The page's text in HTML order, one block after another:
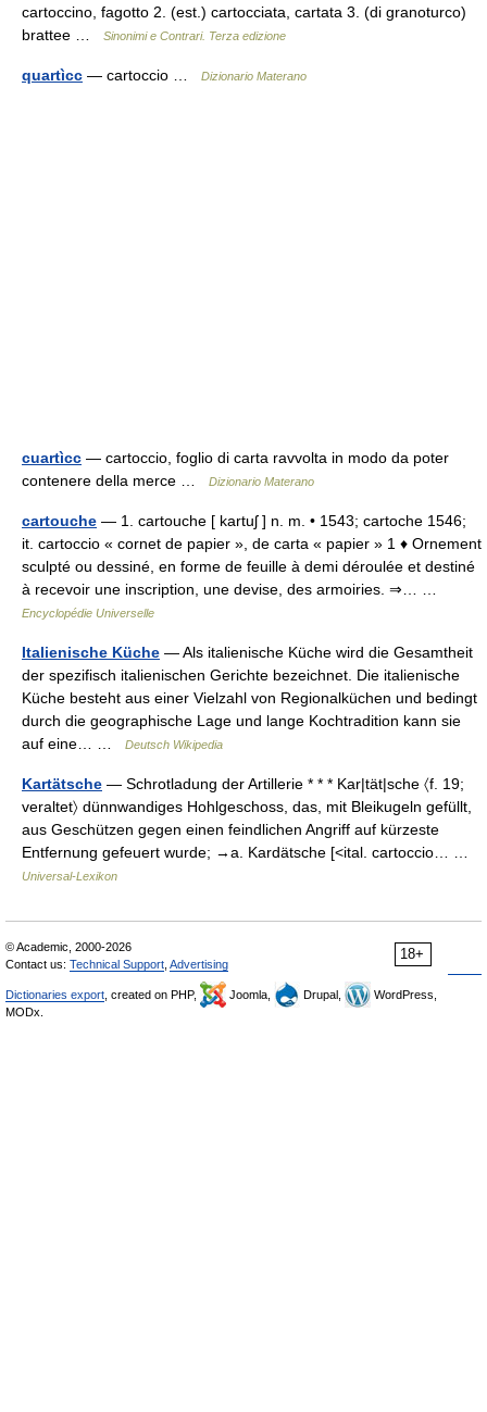
cartoccino, fagotto 2. (est.) cartocciata, cartata 3. (di granoturco)
brattee …
Sinonimi e Contrari. Terza edizione
quartìcc — cartoccio … Dizionario Materano
cuartìcc — cartoccio, foglio di carta ravvolta in modo da poter
contenere della merce …
Dizionario Materano
cartouche — 1. cartouche [ kartuʃ ] n. m. • 1543; cartoche 1546;
it. cartoccio « cornet de papier », de carta « papier » 1 ♦ Ornement
sculpté ou dessiné, en forme de feuille à demi déroulée et destiné
à recevoir une inscription, une devise, des armoiries. ⇒… …
Encyclopédie Universelle
Italienische Küche — Als italienische Küche wird die Gesamtheit
der spezifisch italienischen Gerichte bezeichnet. Die italienische
Küche besteht aus einer Vielzahl von Regionalküchen und bedingt
durch die geographische Lage und lange Kochtradition kann sie
auf eine… …
Deutsch Wikipedia
Kartätsche — Schrotladung der Artillerie * * * Kar|tät|sche 〈f. 19;
veraltet〉 dünnwandiges Hohlgeschoss, das, mit Bleikugeln gefüllt,
aus Geschützen gegen einen feindlichen Angriff auf kürzeste
Entfernung gefeuert wurde; →a. Kardätsche [<ital. cartoccio… …
Universal-Lexikon
18+
© Academic, 2000-2026
Contact us: Technical Support Advertising
Dictionaries export , created on PHP, Joomla, Drupal,
WordPress,
MODx.